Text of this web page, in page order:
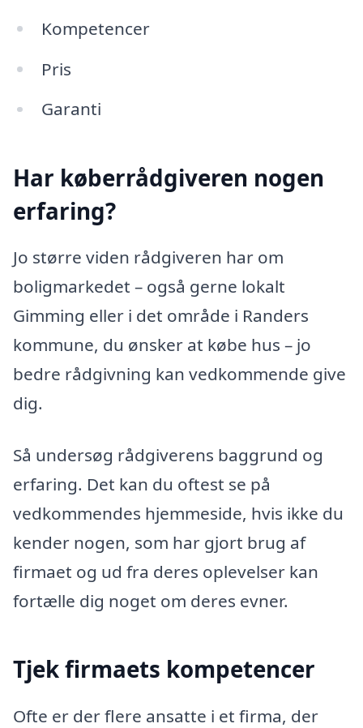
Kompetencer
Pris
Garanti
Har køberrådgiveren nogen
erfaring?
Jo større viden rådgiveren har om
boligmarkedet – også gerne lokalt
Gimming eller i det område i Randers
kommune, du ønsker at købe hus – jo
bedre rådgivning kan vedkommende give
dig.
Så undersøg rådgiverens baggrund og
erfaring. Det kan du oftest se på
vedkommendes hjemmeside, hvis ikke du
kender nogen, som har gjort brug af
firmaet og ud fra deres oplevelser kan
fortælle dig noget om deres evner.
Tjek firmaets kompetencer
Ofte er der flere ansatte i et firma, der